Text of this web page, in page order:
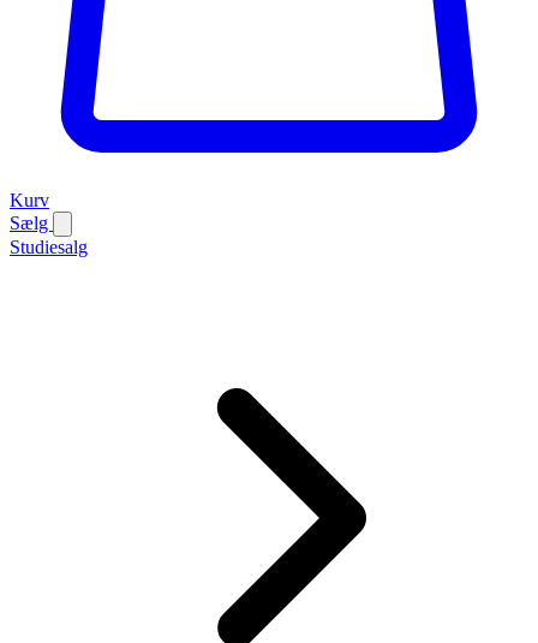
Kurv
Sælg
Studiesalg